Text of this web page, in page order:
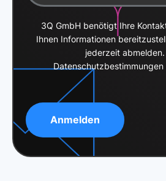
3Q GmbH benötigt Ihre
Ihnen Informationen
jederzeit
Datenschutzbestimmungen